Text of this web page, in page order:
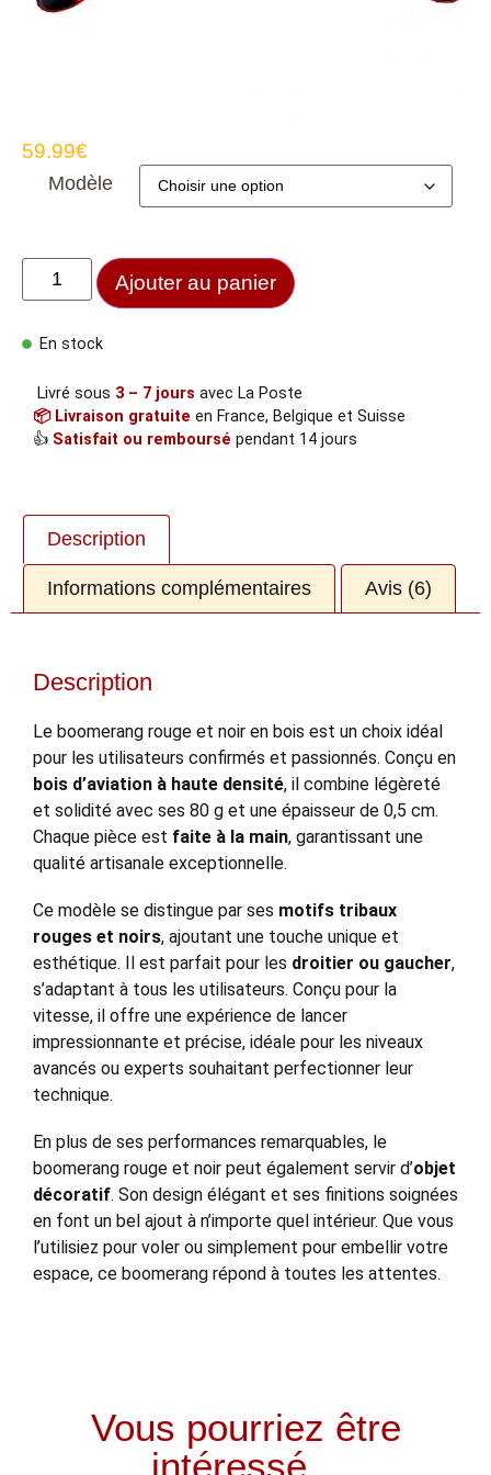
59.99€
Modèle
Ajouter au panier
En stock
Livré sous 3 – 7 jours avec La Poste
📦 Livraison gratuite en France, Belgique et Suisse
👍 Satisfait ou remboursé pendant 14 jours
Description
Informations complémentaires Avis (6)
Description
Le boomerang rouge et noir en bois est un choix idéal
pour les utilisateurs confirmés et passionnés. Conçu en
bois d’aviation à haute densité, il combine légèreté
et solidité avec ses 80 g et une épaisseur de 0,5 cm.
Chaque pièce est faite à la main, garantissant une
qualité artisanale exceptionnelle.
Ce modèle se distingue par ses motifs tribaux
rouges et noirs, ajoutant une touche unique et
esthétique. Il est parfait pour les droitier ou gaucher,
s’adaptant à tous les utilisateurs. Conçu pour la
vitesse, il offre une expérience de lancer
impressionnante et précise, idéale pour les niveaux
avancés ou experts souhaitant perfectionner leur
technique.
En plus de ses performances remarquables, le
boomerang rouge et noir peut également servir d’objet
décoratif. Son design élégant et ses finitions soignées
en font un bel ajout à n’importe quel intérieur. Que vous
l’utilisiez pour voler ou simplement pour embellir votre
espace, ce boomerang répond à toutes les attentes.
Vous pourriez être
intéressé...